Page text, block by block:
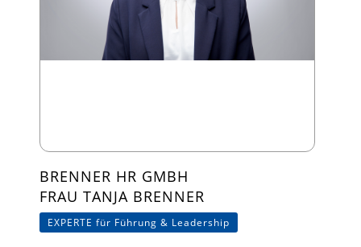
BRENNER HR GMBH
FRAU TANJA BRENNER
EXPERTE für Führung & Leadership